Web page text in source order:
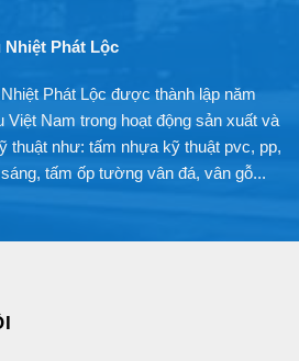
Nhiệt Phát Lộc
Phát Lộc được thành lập năm
Việt Nam trong hoạt động sản xuất và
thuật như: tấm nhựa kỹ thuật pvc, pp,
tấm ốp tường vân đá, vân gỗ...